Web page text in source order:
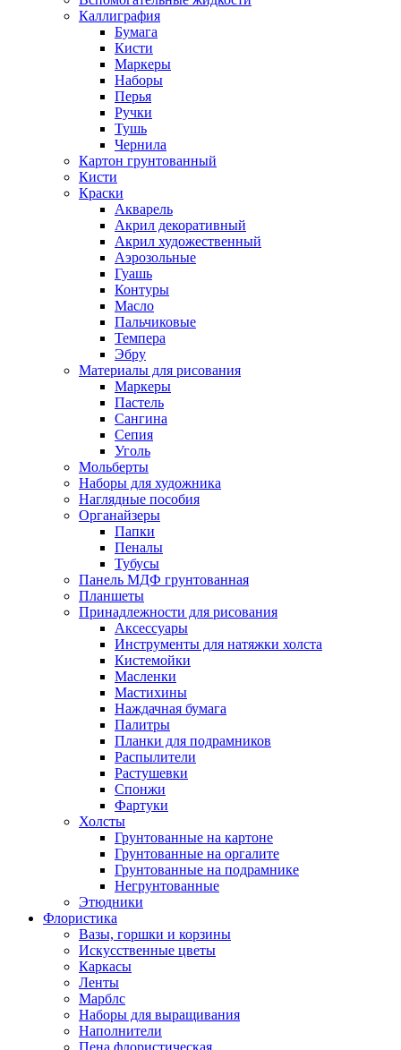
Каллиграфия
Бумага
Кисти
Маркеры
Наборы
Перья
Ручки
Тушь
Чернила
Картон грунтованный
Кисти
Краски
Акварель
Акрил декоративный
Акрил художественный
Аэрозольные
Гуашь
Контуры
Масло
Пальчиковые
Темпера
Эбру
Материалы для рисования
Маркеры
Пастель
Сангина
Сепия
Уголь
Мольберты
Наборы для художника
Наглядные пособия
Органайзеры
Папки
Пеналы
Тубусы
Панель МДФ грунтованная
Планшеты
Принадлежности для рисования
Аксессуары
Инструменты для натяжки холста
Кистемойки
Масленки
Мастихины
Наждачная бумага
Палитры
Планки для подрамников
Распылители
Растушевки
Спонжи
Фартуки
Холсты
Грунтованные на картоне
Грунтованные на оргалите
Грунтованные на подрамнике
Негрунтованные
Этюдники
Флористика
Вазы, горшки и корзины
Искусственные цветы
Каркасы
Ленты
Марблс
Наборы для выращивания
Наполнители
Пена флористическая